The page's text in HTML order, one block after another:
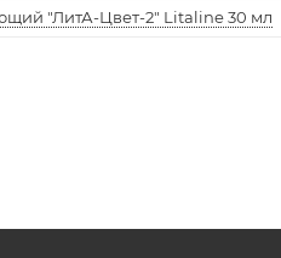
"ЛитА-Цвет-2" Litaline 30 мл